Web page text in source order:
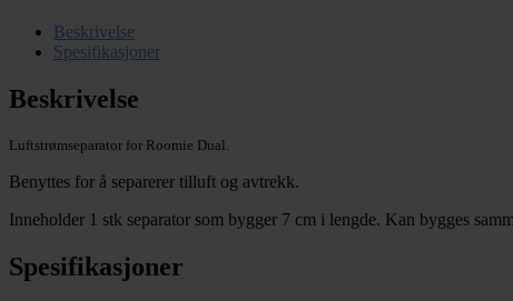
Beskrivelse
Spesifikasjoner
Beskrivelse
Luftstrømseparator for Roomie Dual.
Benyttes for å separerer tilluft og avtrekk.
Inneholder 1 stk separator som bygger 7 cm i lengde. Kan bygges
Spesifikasjoner